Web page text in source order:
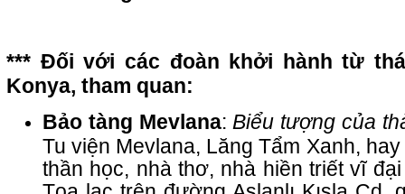
*** Đối với các đoàn khởi hành từ
Konya, tham quan:
Bảo tàng Mevlana:Biểu tượng của
Tu viện Mevlana, Lăng Tẩm Xanh,
thần học, nhà thơ, nhà hiền triết vĩ